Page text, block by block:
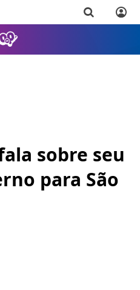
sobre seu
para São